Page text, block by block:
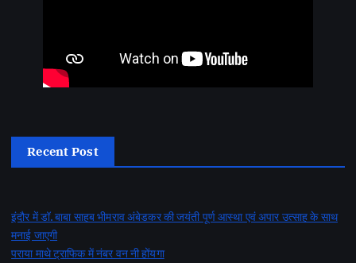
Recent Post
इंदौर में डॉ. बाबा साहब भीमराव अंबेडकर की जयंती पूर्ण आस्था एवं अपार उत्साह के साथ
मनाई जाएगी
पराया माथे ट्राफिक में नंबर वन नी होंयगा